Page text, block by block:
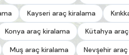
Kayseri araç kiralama
Konya araç kiralama Kütahya
Muş araç kiralama Nevşehir